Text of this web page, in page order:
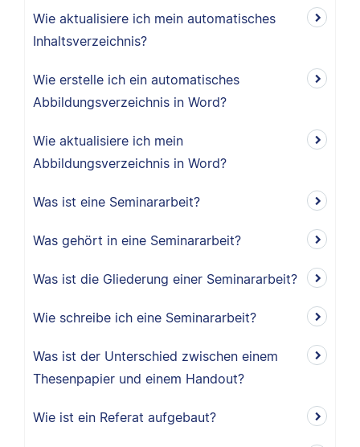
Wie aktualisiere ich mein automatisches
Inhaltsverzeichnis?
Wie erstelle ich ein automatisches
Abbildungsverzeichnis in Word?
Wie aktualisiere ich mein
Abbildungsverzeichnis in Word?
Was ist eine Seminararbeit?
Was gehört in eine Seminararbeit?
Was ist die Gliederung einer Seminararbeit?
Wie schreibe ich eine Seminararbeit?
Was ist der Unterschied zwischen einem
Thesenpapier und einem Handout?
Wie ist ein Referat aufgebaut?